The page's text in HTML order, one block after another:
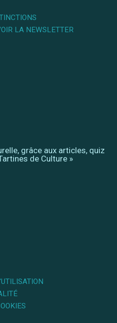
LA NEWSLETTER
grâce aux articles, quiz
de Culture »